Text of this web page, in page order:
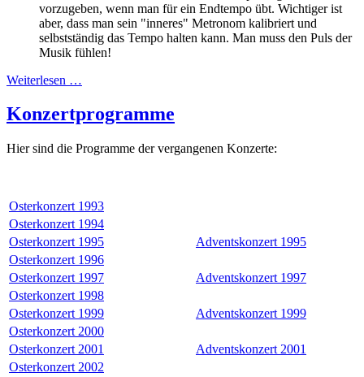
vorzugeben, wenn man für ein Endtempo übt. Wichtiger ist
aber, dass man sein "inneres" Metronom kalibriert und
selbstständig das Tempo halten kann. Man muss den Puls der
Musik fühlen!
Weiterlesen …
Konzertprogramme
Hier sind die Programme der vergangenen Konzerte:
Osterkonzert 1993
Osterkonzert 1994
Osterkonzert 1995
Adventskonzert 1995
Osterkonzert 1996
Osterkonzert 1997
Adventskonzert 1997
Osterkonzert 1998
Osterkonzert 1999
Adventskonzert 1999
Osterkonzert 2000
Osterkonzert 2001
Adventskonzert 2001
Osterkonzert 2002